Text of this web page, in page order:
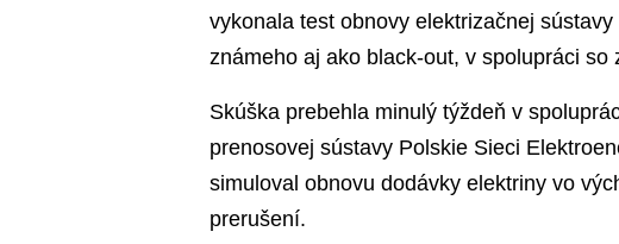
vykonala test obnovy elektrizačnej
známeho aj ako black-out, v spolupráci so
Skúška prebehla minulý týždeň v
prenosovej sústavy Polskie Sieci
simuloval obnovu dodávky elektriny vo
prerušení.